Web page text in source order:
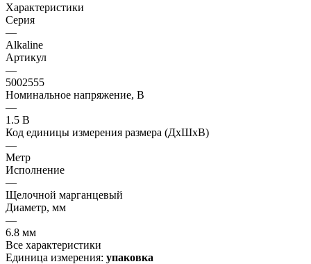
Характеристики
Серия
—
Alkaline
Артикул
—
5002555
Номинальное напряжение, В
—
1.5 В
Код единицы измерения размера (ДхШхВ)
—
Метр
Исполнение
—
Щелочной марганцевый
Диаметр, мм
—
6.8 мм
Все характеристики
Единица измерения: упаковка